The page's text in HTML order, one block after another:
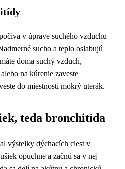
v úprave suchého vzduchu
sucho a teplo oslabujú
doma suchý vzduch,
na kúrenie zaveste
do miestnosti mokrý uterák.
teda bronchitída
výstelky dýchacích ciest v
opuchne a začnú sa v nej